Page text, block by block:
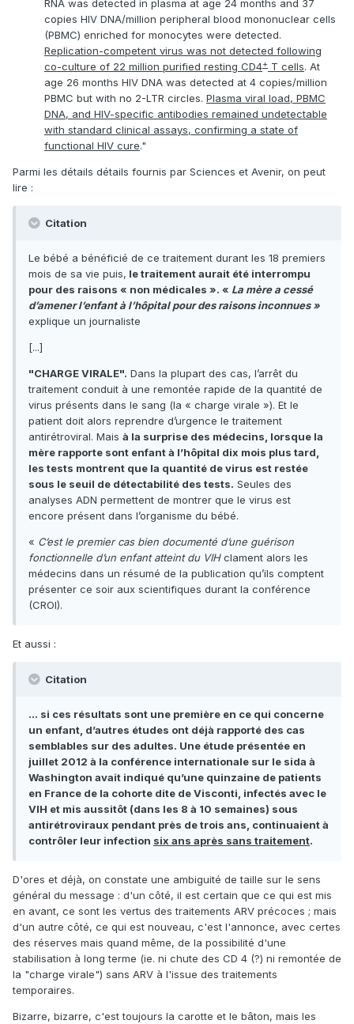
RNA was detected in plasma at age 24 months and 37
copies HIV DNA/million peripheral blood mononuclear cells
(PBMC) enriched for monocytes were detected.
Replication-competent virus was not detected following
co-culture of 22 million purified resting CD4+ T cells. At
age 26 months HIV DNA was detected at 4 copies/million
PBMC but with no 2-LTR circles. Plasma viral load, PBMC
DNA, and HIV-specific antibodies remained undetectable
with standard clinical assays, confirming a state of
functional HIV cure."
Parmi les détails détails fournis par Sciences et Avenir, on peut
lire :
Citation
Le bébé a bénéficié de ce traitement durant les 18 premiers
mois de sa vie puis, le traitement aurait été interrompu
pour des raisons « non médicales ». « La mère a cessé
d’amener l’enfant à l’hôpital pour des raisons inconnues »
explique un journaliste
[...]
"CHARGE VIRALE". Dans la plupart des cas, l’arrêt du
traitement conduit à une remontée rapide de la quantité de
virus présents dans le sang (la « charge virale »). Et le
patient doit alors reprendre d’urgence le traitement
antirétroviral. Mais à la surprise des médecins, lorsque la
mère rapporte sont enfant à l’hôpital dix mois plus tard,
les tests montrent que la quantité de virus est restée
sous le seuil de détectabilité des tests. Seules des
analyses ADN permettent de montrer que le virus est
encore présent dans l’organisme du bébé.
« C’est le premier cas bien documenté d’une guérison
fonctionnelle d’un enfant atteint du VIHclament alors les
médecins dans un résumé de la publication qu’ils comptent
présenter ce soir aux scientifiques durant la conférence
(CROI).
Et aussi :
Citation
... si ces résultats sont une première en ce qui concerne
un enfant, d’autres études ont déjà rapporté des cas
semblables sur des adultes. Une étude présentée en
juillet 2012 à la conférence internationale sur le sida à
Washington avait indiqué qu’une quinzaine de patients
en France de la cohorte dite de Visconti, infectés avec le
VIH et mis aussitôt (dans les 8 à 10 semaines) sous
antirétroviraux pendant près de trois ans, continuaient à
contrôler leur infection six ans après sans traitement.
D'ores et déjà, on constate une ambiguité de taille sur le sens
général du message : d'un côté, il est certain que ce qui est mis
en avant, ce sont les vertus des traitements ARV précoces ; mais
d'un autre côté, ce qui est nouveau, c'est l'annonce, avec certes
des réserves mais quand même, de la possibilité d'une
stabilisation à long terme (ie. ni chute des CD 4 (?) ni remontée de
la "charge virale") sans ARV à l'issue des traitements
temporaires.
Bizarre, bizarre, c'est toujours la carotte et le bâton, mais les